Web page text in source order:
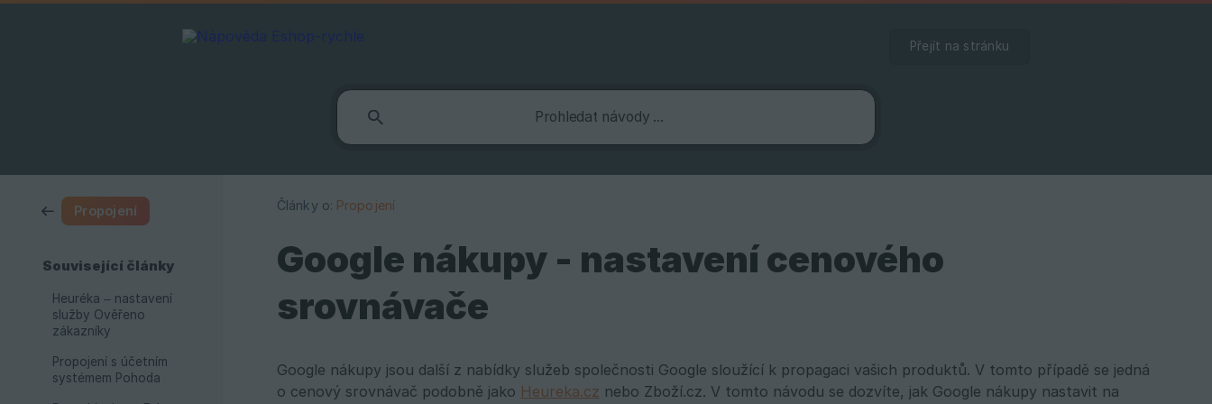
Přejít na stránku
Propojení
Související články
Heuréka – nastavení
služby Ověřeno
zákazníky
Propojení s účetním
systémem Pohoda
Články o: Propojení
Google nákupy - nastavení cenového
srovnávače
Google nákupy jsou další z nabídky služeb společnosti Google sloužící k propagaci vašich produktů. V tomto případě se jedná
o cenový srovnávač podobně jako Heureka.cz nebo Zboží.cz. V tomto návodu se dozvíte, jak Google nákupy nastavit na